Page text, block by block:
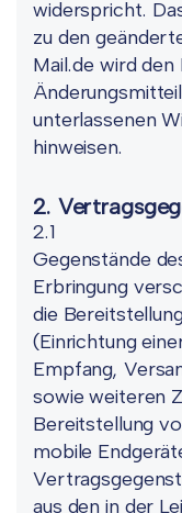
widerspricht.
zu den
Mail.de wird
unterlassenen
hinweisen.
2.
2.1
Gegenstände
Erbringung
die
(Einrichtung
Empfang,
sowie weiteren
Bereitstellung
mobile
aus den in der